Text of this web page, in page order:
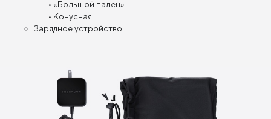
• «Большой палец»
• Конусная
Зарядное устройство